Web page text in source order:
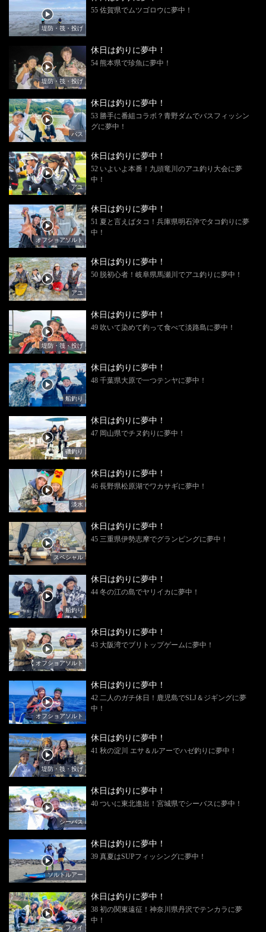
堤防・筏・投げ
55 佐賀県でムツゴロウに夢中！
堤防・筏・投げ
休日は釣りに夢中！
54 熊本県で珍魚に夢中！
バス
休日は釣りに夢中！
53 勝手に番組コラボ？青野ダムでバスフィッシン
グに夢中！
アユ
休日は釣りに夢中！
52 いよいよ本番！九頭竜川のアユ釣り大会に夢
中！
オフショアソルト
休日は釣りに夢中！
51 夏と言えばタコ！兵庫県明石沖でタコ釣りに夢
中！
アユ
休日は釣りに夢中！
50 脱初心者！岐阜県馬瀬川でアユ釣りに夢中！
堤防・筏・投げ
休日は釣りに夢中！
49 吹いて染めて釣って食べて淡路島に夢中！
船釣り
休日は釣りに夢中！
48 千葉県大原で一つテンヤに夢中！
磯釣り
休日は釣りに夢中！
47 岡山県でチヌ釣りに夢中！
淡水
休日は釣りに夢中！
46 長野県松原湖でワカサギに夢中！
スペシャル
休日は釣りに夢中！
45 三重県伊勢志摩でグランピングに夢中！
船釣り
休日は釣りに夢中！
44 冬の江の島でヤリイカに夢中！
オフショアソルト
休日は釣りに夢中！
43 大阪湾でブリトップゲームに夢中！
オフショアソルト
休日は釣りに夢中！
42 二人のガチ休日！鹿児島でSLJ＆ジギングに夢
中！
堤防・筏・投げ
休日は釣りに夢中！
41 秋の淀川 エサ＆ルアーでハゼ釣りに夢中！
シーバス
休日は釣りに夢中！
40 ついに東北進出！宮城県でシーバスに夢中！
ソルトルアー
休日は釣りに夢中！
39 真夏はSUPフィッシングに夢中！
フライ
休日は釣りに夢中！
38 初の関東遠征！神奈川県丹沢でテンカラに夢
中！